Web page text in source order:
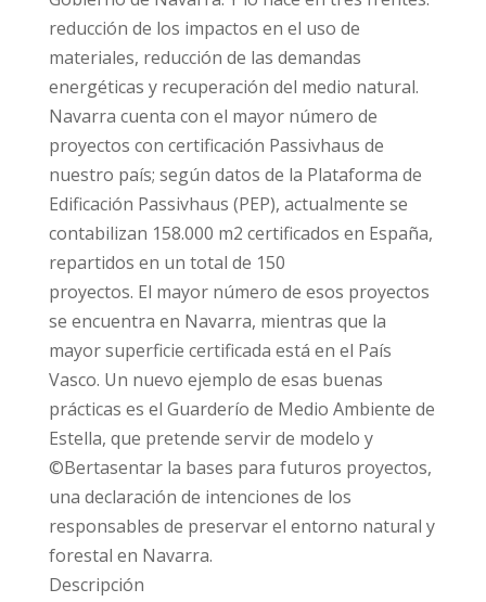
reducción de los impactos en el uso de
materiales, reducción de las demandas
energéticas y recuperación del medio natural.
Navarra cuenta con el mayor número de
proyectos con certificación Passivhaus de
nuestro país; según datos de la Plataforma de
Edificación Passivhaus (PEP), actualmente se
contabilizan 158.000 m2 certificados en España,
repartidos en un total de 150
proyectos. El mayor número de esos proyectos
se encuentra en Navarra, mientras que la
mayor superficie certificada está en el País
Vasco. Un nuevo ejemplo de esas buenas
prácticas es el Guarderío de Medio Ambiente de
Estella, que pretende servir de modelo y
©Bertasentar la bases para futuros proyectos,
una declaración de intenciones de los
responsables de preservar el entorno natural y
forestal en Navarra.
Descripción